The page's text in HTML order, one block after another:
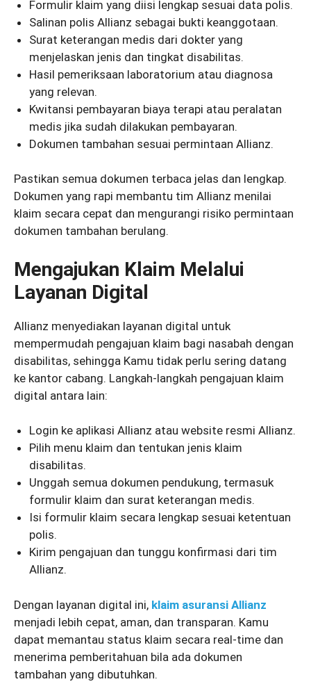
Formulir klaim yang diisi lengkap sesuai data polis.
Salinan polis Allianz sebagai bukti keanggotaan.
Surat keterangan medis dari dokter yang
menjelaskan jenis dan tingkat disabilitas.
Hasil pemeriksaan laboratorium atau diagnosa
yang relevan.
Kwitansi pembayaran biaya terapi atau peralatan
medis jika sudah dilakukan pembayaran.
Dokumen tambahan sesuai permintaan Allianz.
Pastikan semua dokumen terbaca jelas dan lengkap.
Dokumen yang rapi membantu tim Allianz menilai
klaim secara cepat dan mengurangi risiko permintaan
dokumen tambahan berulang.
Mengajukan Klaim Melalui
Layanan Digital
Allianz menyediakan layanan digital untuk
mempermudah pengajuan klaim bagi nasabah dengan
disabilitas, sehingga Kamu tidak perlu sering datang
ke kantor cabang. Langkah-langkah pengajuan klaim
digital antara lain:
Login ke aplikasi Allianz atau website resmi Allianz.
Pilih menu klaim dan tentukan jenis klaim
disabilitas.
Unggah semua dokumen pendukung, termasuk
formulir klaim dan surat keterangan medis.
Isi formulir klaim secara lengkap sesuai ketentuan
polis.
Kirim pengajuan dan tunggu konfirmasi dari tim
Allianz.
Dengan layanan digital ini, klaim asuransi Allianz
menjadi lebih cepat, aman, dan transparan. Kamu
dapat memantau status klaim secara real-time dan
menerima pemberitahuan bila ada dokumen
tambahan yang dibutuhkan.